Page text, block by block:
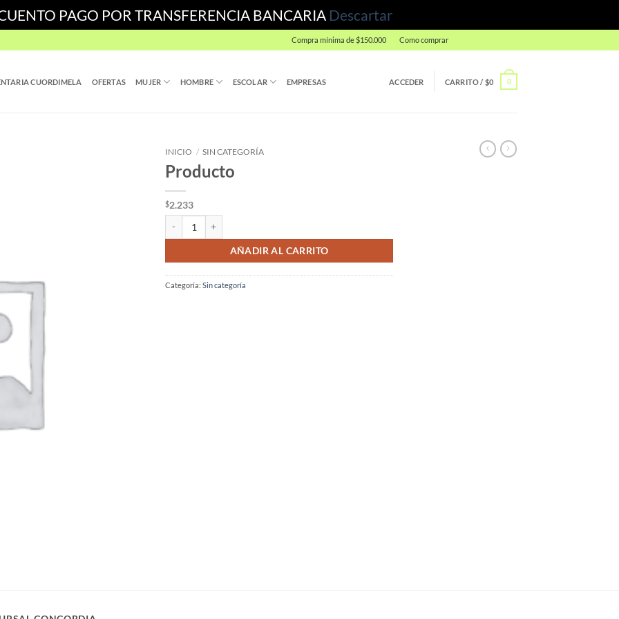
PAGO POR TRANSFERENCIA BANCARIA Descartar
Compra mínima de $150.000 Como comprar
CUORDIMELA OFERTAS MUJER HOMBRE ESCOLAR EMPRESAS ACCEDER CARRITO /$0 0
INICIO / SIN CATEGORÍA
Producto
$2.233
AÑADIR AL CARRITO
Categoría: Sin categoría